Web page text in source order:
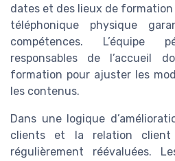
dates et des lieux de
téléphonique physique
compétences. L’équipe
responsables de l’accueil
formation pour ajuster les
les contenus.
Dans une logique
clients et la relation
régulièrement réévaluées.